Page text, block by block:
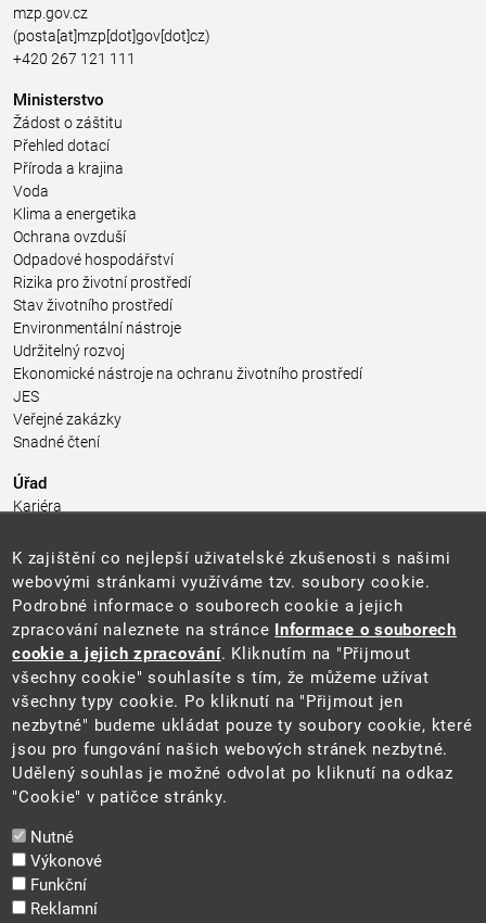
mzp.gov.cz
(posta[at]mzp[dot]gov[dot]cz)
+420 267 121 111
Ministerstvo
Žádost o záštitu
Přehled dotací
Příroda a krajina
Voda
Klima a energetika
Ochrana ovzduší
Odpadové hospodářství
Rizika pro životní prostředí
Stav životního prostředí
Environmentální nástroje
Udržitelný rozvoj
Ekonomické nástroje na ochranu životního prostředí
JES
Veřejné zakázky
Snadné čtení
Úřad
Kariéra
Pro média a veřejnost
Povinně zveřejňované informace
Kontakty
Přistupnost budovy úřadu MŽP
(PDF, 204 kB)
Web
Aktuality
Ochrana osobních údajů
Prohlášení o přístupnosti
Zásady používání cookies
Mapa webu
K zajištění co nejlepší uživatelské zkušenosti s našimi
webovými stránkami využíváme tzv. soubory cookie.
Podrobné informace o souborech cookie a jejich
zpracování naleznete na stránce Informace o souborech
cookie a jejich zpracování. Kliknutím na "Přijmout
všechny cookie" souhlasíte s tím, že můžeme užívat
všechny typy cookie. Po kliknutí na "Přijmout jen
nezbytné" budeme ukládat pouze ty soubory cookie, které
jsou pro fungování našich webových stránek nezbytné.
Udělený souhlas je možné odvolat po kliknutí na odkaz
"Cookie" v patičce stránky.
Nutné
Výkonové
Funkční
Reklamní